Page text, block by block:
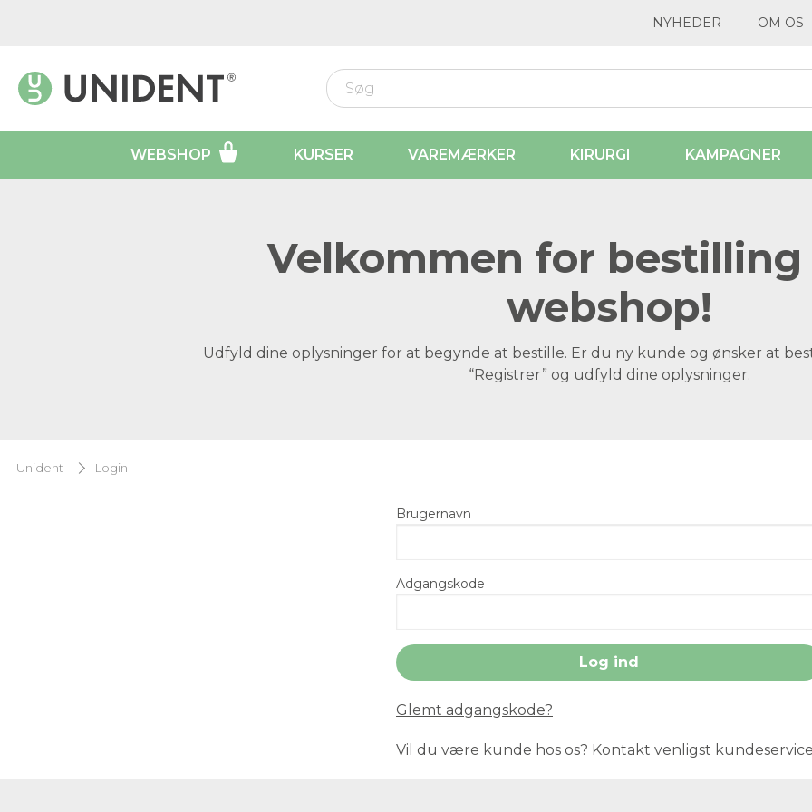
NYHEDER OM OS
WEBSHOP KURSER VAREMÆRKER KIRURGI KAMPAGNER
Velkommen for bestilling
webshop!
Udfyld dine oplysninger for at begynde at bestille. Er du ny kunde og ønsker at
“Registrer” og udfyld dine oplysninger.
Unident Login
Brugernavn
Adgangskode
Glemt adgangskode?
Vil du være kunde hos os? Kontakt venligst